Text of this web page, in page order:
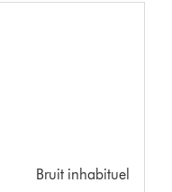
Bruit inhabituel